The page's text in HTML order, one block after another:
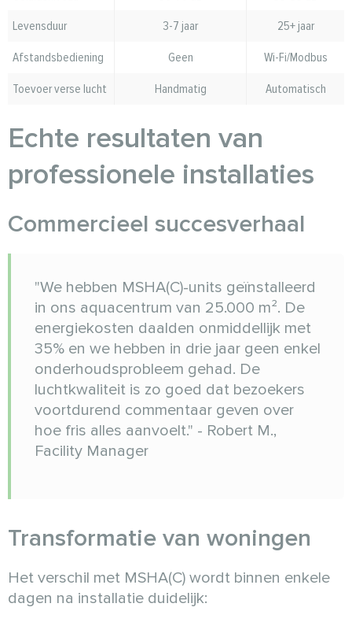
Levensduur
3-7 jaar
25+ jaar
Afstandsbediening
Geen
Wi-Fi/Modbus
Toevoer verse lucht
Handmatig Automatisch
Echte resultaten van
professionele installaties
Commercieel succesverhaal
"We hebben MSHA(C)-units geïnstalleerd
in ons aquacentrum van 25.000 m². De
energiekosten daalden onmiddellijk met
35% en we hebben in drie jaar geen enkel
onderhoudsprobleem gehad. De
luchtkwaliteit is zo goed dat bezoekers
voortdurend commentaar geven over
hoe fris alles aanvoelt." - Robert M.,
Facility Manager
Transformatie van woningen
Het verschil met MSHA(C) wordt binnen enkele
dagen na installatie duidelijk: